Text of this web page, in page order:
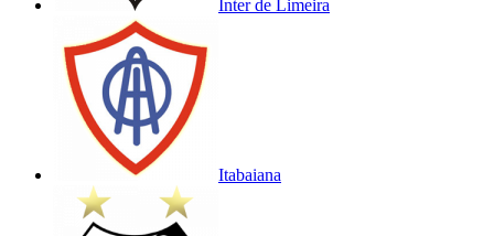
Inter de Limeira
Itabaiana